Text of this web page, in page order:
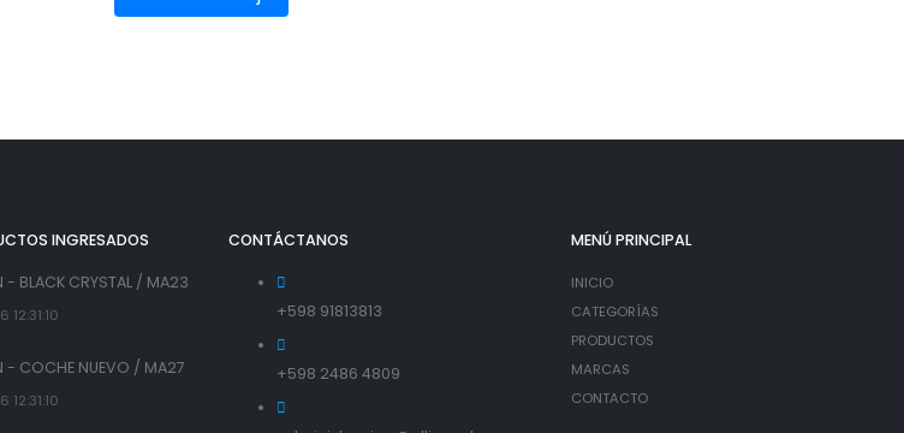
INGRESADOS
- BLACK CRYSTAL / MA23
- COCHE NUEVO / MA27
CONTÁCTANOS
+598 91813813
+598 2486 4809
MENÚ PRINCIPAL
INICIO
CATEGORÍAS
PRODUCTOS
MARCAS
CONTACTO